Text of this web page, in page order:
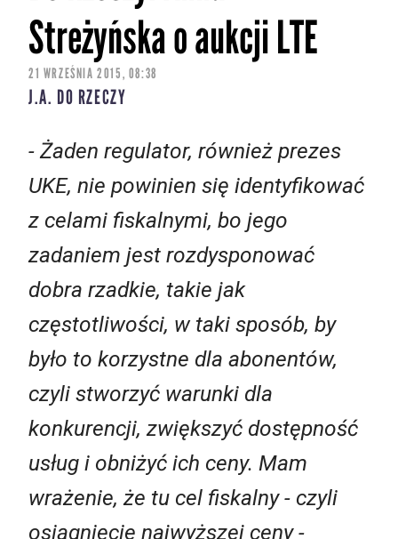
Streżyńska o aukcji LTE
21 WRZEŚNIA 2015, 08:38
J.A. DO RZECZY
- Żaden regulator, również prezes
UKE, nie powinien się identyfikować
z celami fiskalnymi, bo jego
zadaniem jest rozdysponować
dobra rzadkie, takie jak
częstotliwości, w taki sposób, by
było to korzystne dla abonentów,
czyli stworzyć warunki dla
konkurencji, zwiększyć dostępność
usług i obniżyć ich ceny. Mam
wrażenie, że tu cel fiskalny - czyli
osiągnięcie najwyższej ceny -